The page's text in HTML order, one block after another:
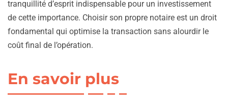
tranquillité d’esprit indispensable pour un investissement
de cette importance. Choisir son propre notaire est un droit
fondamental qui optimise la transaction sans alourdir le
coût final de l’opération.
En savoir plus